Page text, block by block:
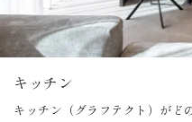
キッチン
キッチン（グラフテクト）がど